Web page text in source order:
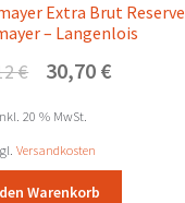
Extra Brut Reserve
– Langenlois
€
Ursprünglicher
war:
30,70 €Aktueller
20 % MwSt.
Versandkosten
Warenkorb